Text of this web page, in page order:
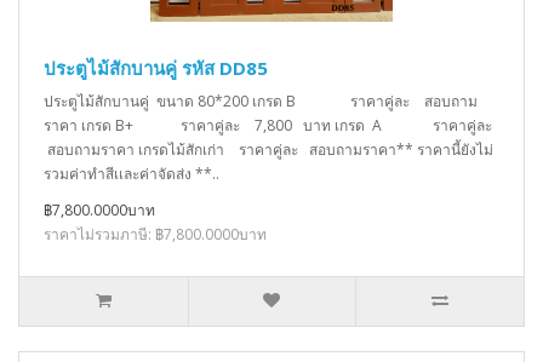
ประตูไม้สักบานคู่ รหัส DD85
ประตูไม้สักบานคู่ ขนาด 80*200 เกรด B ราคาคู่ละ สอบถาม
ราคา เกรด B+ ราคาคู่ละ 7,800 บาท เกรด A ราคาคู่ละ
สอบถามราคา เกรดไม้สักเก่า ราคาคู่ละ สอบถามราคา** ราคานี้ยังไม่
รวมค่าทำสีเเละค่าจัดส่ง **..
฿7,800.0000บาท
ราคาไม่รวมภาษี: ฿7,800.0000บาท